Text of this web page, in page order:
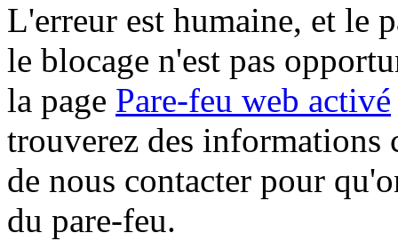
L'erreur est humaine, et le
le blocage n'est pas
la page Pare-feu web activé
trouverez des informations
de nous contacter pour
du pare-feu.